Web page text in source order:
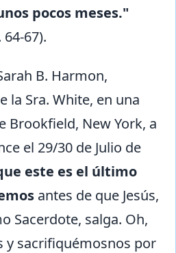
pocos meses."
64-67).
B. Harmon,
la Sra. White, en una
Brookfield, New York, a
el 29/30 de Julio de
este es el último
antes de que Jesús,
Sacerdote, salga. Oh,
y sacrifiquémosnos por